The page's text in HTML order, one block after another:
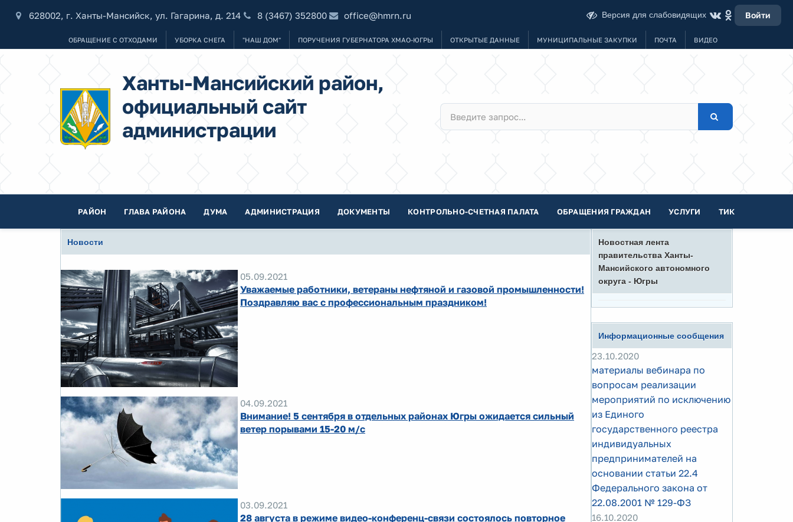
628002, г. Ханты-Мансийск, ул. Гагарина, д. 214 8 (3467) 352800 office@hmrn.ru Версия для слабовидящих Войти
ОБРАЩЕНИЕ С ОТХОДАМИ УБОРКА СНЕГА "НАШ ДОМ" ПОРУЧЕНИЯ ГУБЕРНАТОРА ХМАО-ЮГРЫ ОТКРЫТЫЕ ДАННЫЕ МУНИЦИПАЛЬНЫЕ ЗАКУПКИ ПОЧТА ВИДЕО
Ханты-Мансийский район,
официальный сайт
администрации
РАЙОН ГЛАВА РАЙОНА ДУМА АДМИНИСТРАЦИЯ ДОКУМЕНТЫ КОНТРОЛЬНО-СЧЕТНАЯ ПАЛАТА ОБРАЩЕНИЯ ГРАЖДАН УСЛУГИ ТИК
Новости
05.09.2021
Уважаемые работники, ветераны нефтяной и газовой промышленности!
Поздравляю вас с профессиональным праздником!
04.09.2021
Внимание! 5 сентября в отдельных районах Югры ожидается сильный
ветер порывами 15-20 м/с
03.09.2021
28 августа в режиме видео-конференц-связи состоялось повторное
Новостная лента
правительства Ханты-
Мансийского автономного
округа - Югры
Информационные сообщения
23.10.2020
материалы вебинара по
вопросам реализации
мероприятий по исключению
из Единого
государственного реестра
индивидуальных
предпринимателей на
основании статьи 22.4
Федерального закона от
22.08.2001 № 129-ФЗ
16.10.2020